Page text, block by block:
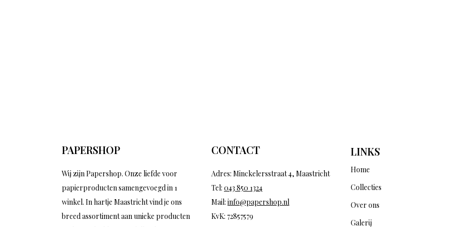
PAPERSHOP
Wij zijn Papershop. Onze liefde voor
papierproducten samengevoegd in 1
winkel. In hartje Maastricht vind je ons
breed assortiment aan unieke producten
CONTACT
Adres: Minckelersstraat 4, Maastricht
Tel: 043 850 1324
Mail: info@papershop.nl
KvK: 72857579
LINKS
Home
Collecties
Over ons
Galerij